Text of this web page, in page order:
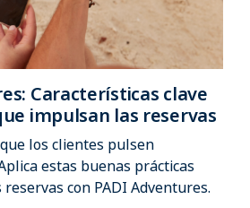
Características clave
impulsan las reservas
los clientes pulsen
estas buenas prácticas
con PADI Adventures.